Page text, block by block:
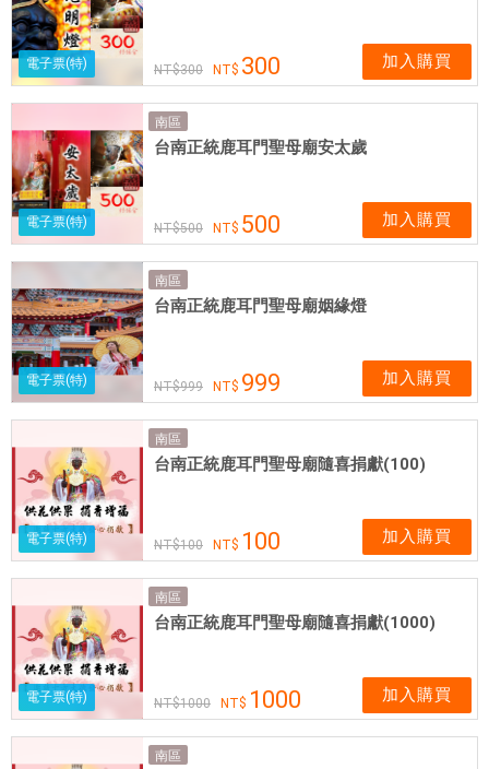
電子票(特) 300 300 加入購買
電子票(特)
南區
台南正統鹿耳門聖母廟安太歲
500 500 加入購買
電子票(特)
南區
台南正統鹿耳門聖母廟姻緣燈
999 999 加入購買
電子票(特)
南區
台南正統鹿耳門聖母廟隨喜捐獻(100)
100 100 加入購買
電子票(特)
南區
台南正統鹿耳門聖母廟隨喜捐獻(1000)
1000 1000 加入購買
南區